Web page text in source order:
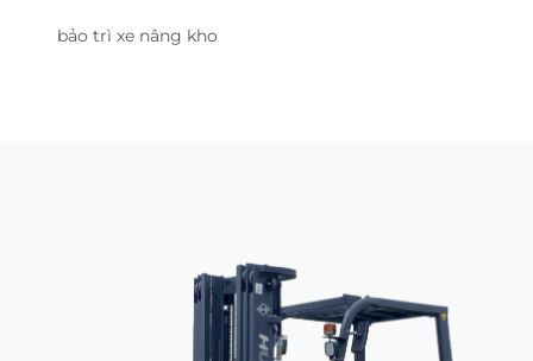
bảo trì xe nâng kho